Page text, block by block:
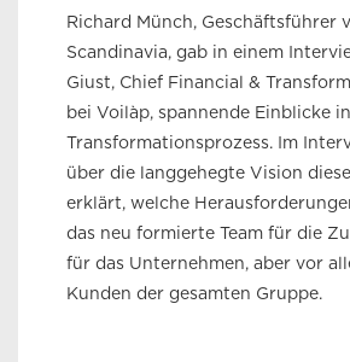
Richard Münch, Geschäftsführer
Scandinavia, gab in einem
Giust, Chief Financial &
bei Voilàp, spannende Einblicke
Transformationsprozess. Im
über die langgehegte Vision
erklärt, welche
das neu formierte Team für die
für das Unternehmen, aber vor
Kunden der gesamten Gruppe.